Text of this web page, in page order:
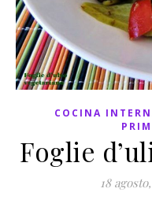
COCINA
Foglie
18